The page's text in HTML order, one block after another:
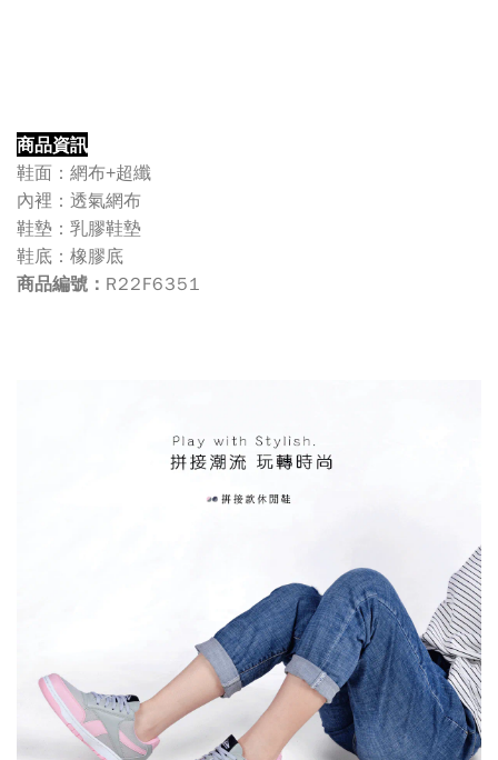
商品資訊
鞋面：網布+超纖
內裡：透氣網布
鞋墊：乳膠鞋墊
鞋底：橡膠底
商品編號： R22F6351